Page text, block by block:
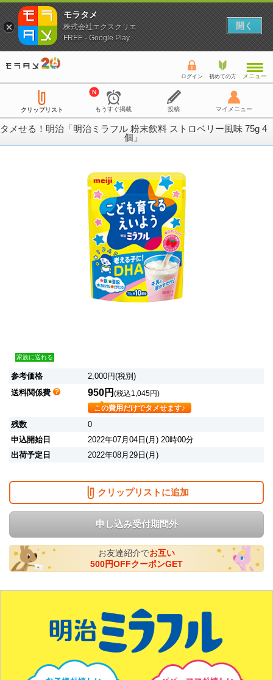
ログイン 初めての方 メニュー
クリップリスト もうすぐ掲載 投稿 マイメニュー
タメせる！明治「明治ミラフル 粉末飲料 ストロベリー風味 75g 4
個」
家族に送れる
参考価格
2,000円(税別)
送料関係費
950円 (税込1,045円)
この費用だけでタメせます♪
残数
0
申込開始日
2022年07月04日(月) 20時00分
出荷予定日
2022年08月29日(月)
クリップリストに追加
申し込み受付期間外
お友達紹介でお互い
500円OFFクーポンGET
モラタメ
株式会社エクスクリエ
FREE - Google Play
開く